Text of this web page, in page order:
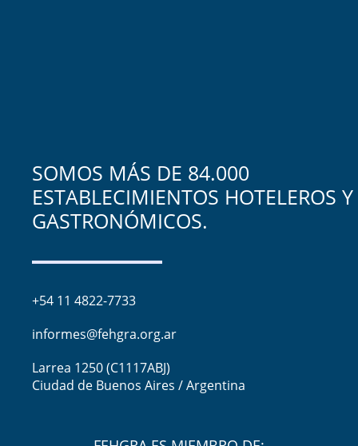
SOMOS MÁS DE 84.000
ESTABLECIMIENTOS HOTELEROS Y
GASTRONÓMICOS.
+54 11 4822-7733
informes@fehgra.org.ar
Larrea 1250 (C1117ABJ)
Ciudad de Buenos Aires / Argentina